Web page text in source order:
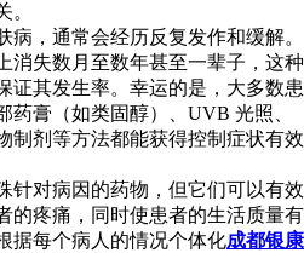
。
，通常会经历反复发作和缓解。
消失数月至数年甚至一辈子，这种
证其发生率。幸运的是，大多数患
药膏（如类固醇）、UVB 光照、
制剂等方法都能获得控制症状有效
针对病因的药物，但它们可以有效
的疼痛，同时使患者的生活质量有
据每个病人的情况个体化成都银康